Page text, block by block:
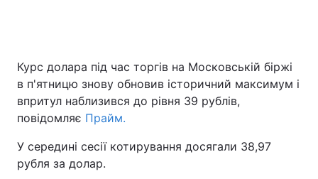
Курс долара під час торгів на Московській біржі
в п'ятницю знову обновив історичний максимум і
впритул наблизився до рівня 39 рублів,
повідомляє Прайм.
У середині сесії котирування досягали 38,97
рубля за долар.